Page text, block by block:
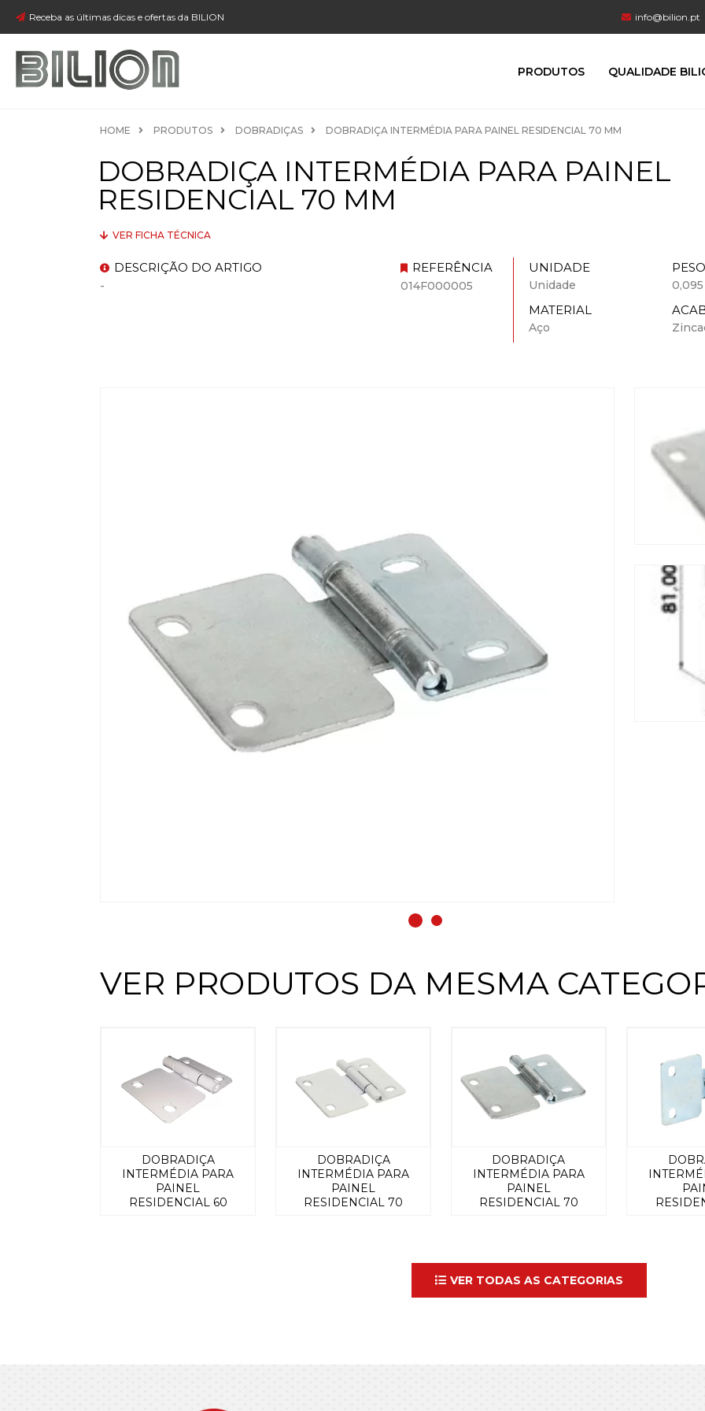
Receba as últimas dicas e ofertas da BILION info@bilion.pt
PRODUTOS QUALIDADE
HOME PRODUTOS DOBRADIÇAS DOBRADIÇA INTERMÉDIA PARA PAINEL RESIDENCIAL 70 MM
DOBRADIÇA INTERMÉDIA PARA PAINEL
RESIDENCIAL 70 MM
VER FICHA TÉCNICA
DESCRIÇÃO DO ARTIGO
-
REFERÊNCIA
014F000005
UNIDADE
Unidade
PESO
MATERIAL
Aço
VER PRODUTOS DA MESMA
DOBRADIÇA
INTERMÉDIA PARA
PAINEL
RESIDENCIAL 60
DOBRADIÇA
INTERMÉDIA PARA
PAINEL
RESIDENCIAL 70
DOBRADIÇA
INTERMÉDIA PARA
PAINEL
RESIDENCIAL 70
VER TODAS AS CATEGORIAS